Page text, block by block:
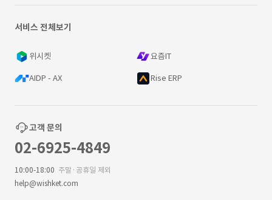
서비스 전체보기
위시켓 요즘IT
AIDP - AX Rise ERP
고객 문의
02-6925-4849
10:00-18:00 주말·공휴일 제외
help@wishket.com